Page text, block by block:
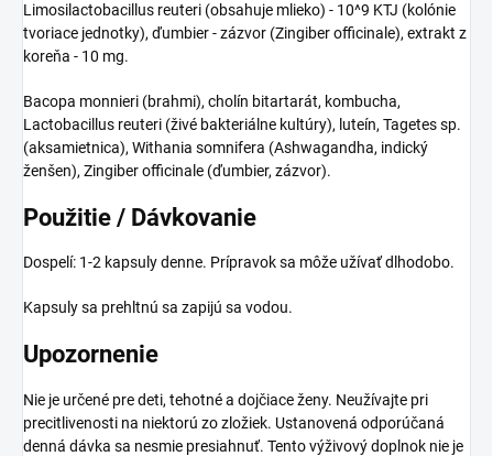
Limosilactobacillus reuteri (obsahuje mlieko) - 10^9 KTJ (kolónie
tvoriace jednotky), ďumbier - zázvor (Zingiber officinale), extrakt z
koreňa - 10 mg.
Bacopa monnieri (brahmi), cholín bitartarát, kombucha,
Lactobacillus reuteri (živé bakteriálne kultúry), luteín, Tagetes sp.
(aksamietnica), Withania somnifera (Ashwagandha, indický
ženšen), Zingiber officinale (ďumbier, zázvor).
Použitie / Dávkovanie
Dospelí: 1-2 kapsuly denne. Prípravok sa môže užívať dlhodobo.
Kapsuly sa prehltnú sa zapijú sa vodou.
Upozornenie
Nie je určené pre deti, tehotné a dojčiace ženy. Neužívajte pri
precitlivenosti na niektorú zo zložiek. Ustanovená odporúčaná
denná dávka sa nesmie presiahnuť. Tento výživový doplnok nie je